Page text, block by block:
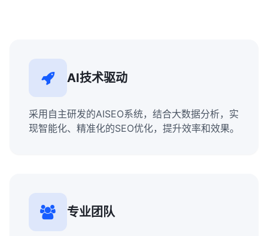
AI技术驱动
采用自主研发的AISEO系统，结合大数据分析，实
现智能化、精准化的SEO优化，提升效率和效果。
专业团队